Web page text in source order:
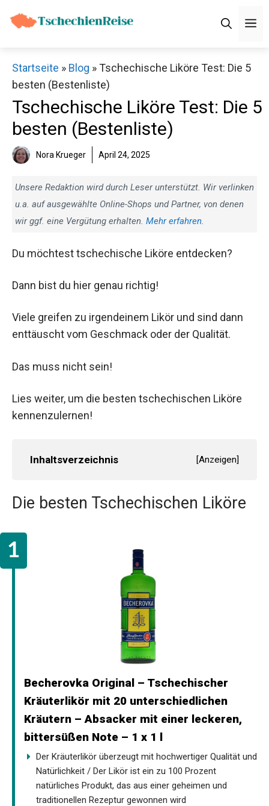
Inhalt
Startseite » Blog »Tschechische Liköre Test: Die 5
besten (Bestenliste)
Tschechische Liköre Test: Die 5
besten (Bestenliste)
Nora Krueger April 24, 2025
Unsere Redaktion wird durch Leser unterstützt. Wir verlinken
u.a. auf ausgewählte Online-Shops und Partner, von denen
wir ggf. eine Vergütung erhalten. Mehr erfahren.
Du möchtest tschechische Liköre entdecken?
Dann bist du hier genau richtig!
Viele greifen zu irgendeinem Likör und sind dann
enttäuscht vom Geschmack oder der Qualität.
Das muss nicht sein!
Lies weiter, um die besten tschechischen Liköre
kennenzulernen!
Inhaltsverzeichnis [Anzeigen]
Die besten Tschechischen Liköre
Becherovka Original – Tschechischer
Kräuterlikör mit 20 unterschiedlichen
Kräutern – Absacker mit einer leckeren,
bittersüßen Note – 1 x 1 l
Der Kräuterlikör überzeugt mit hochwertiger Qualität und
Natürlichkeit / Der Likör ist ein zu 100 Prozent
natürliches Produkt, das aus einer geheimen und
traditionellen Rezeptur gewonnen wird